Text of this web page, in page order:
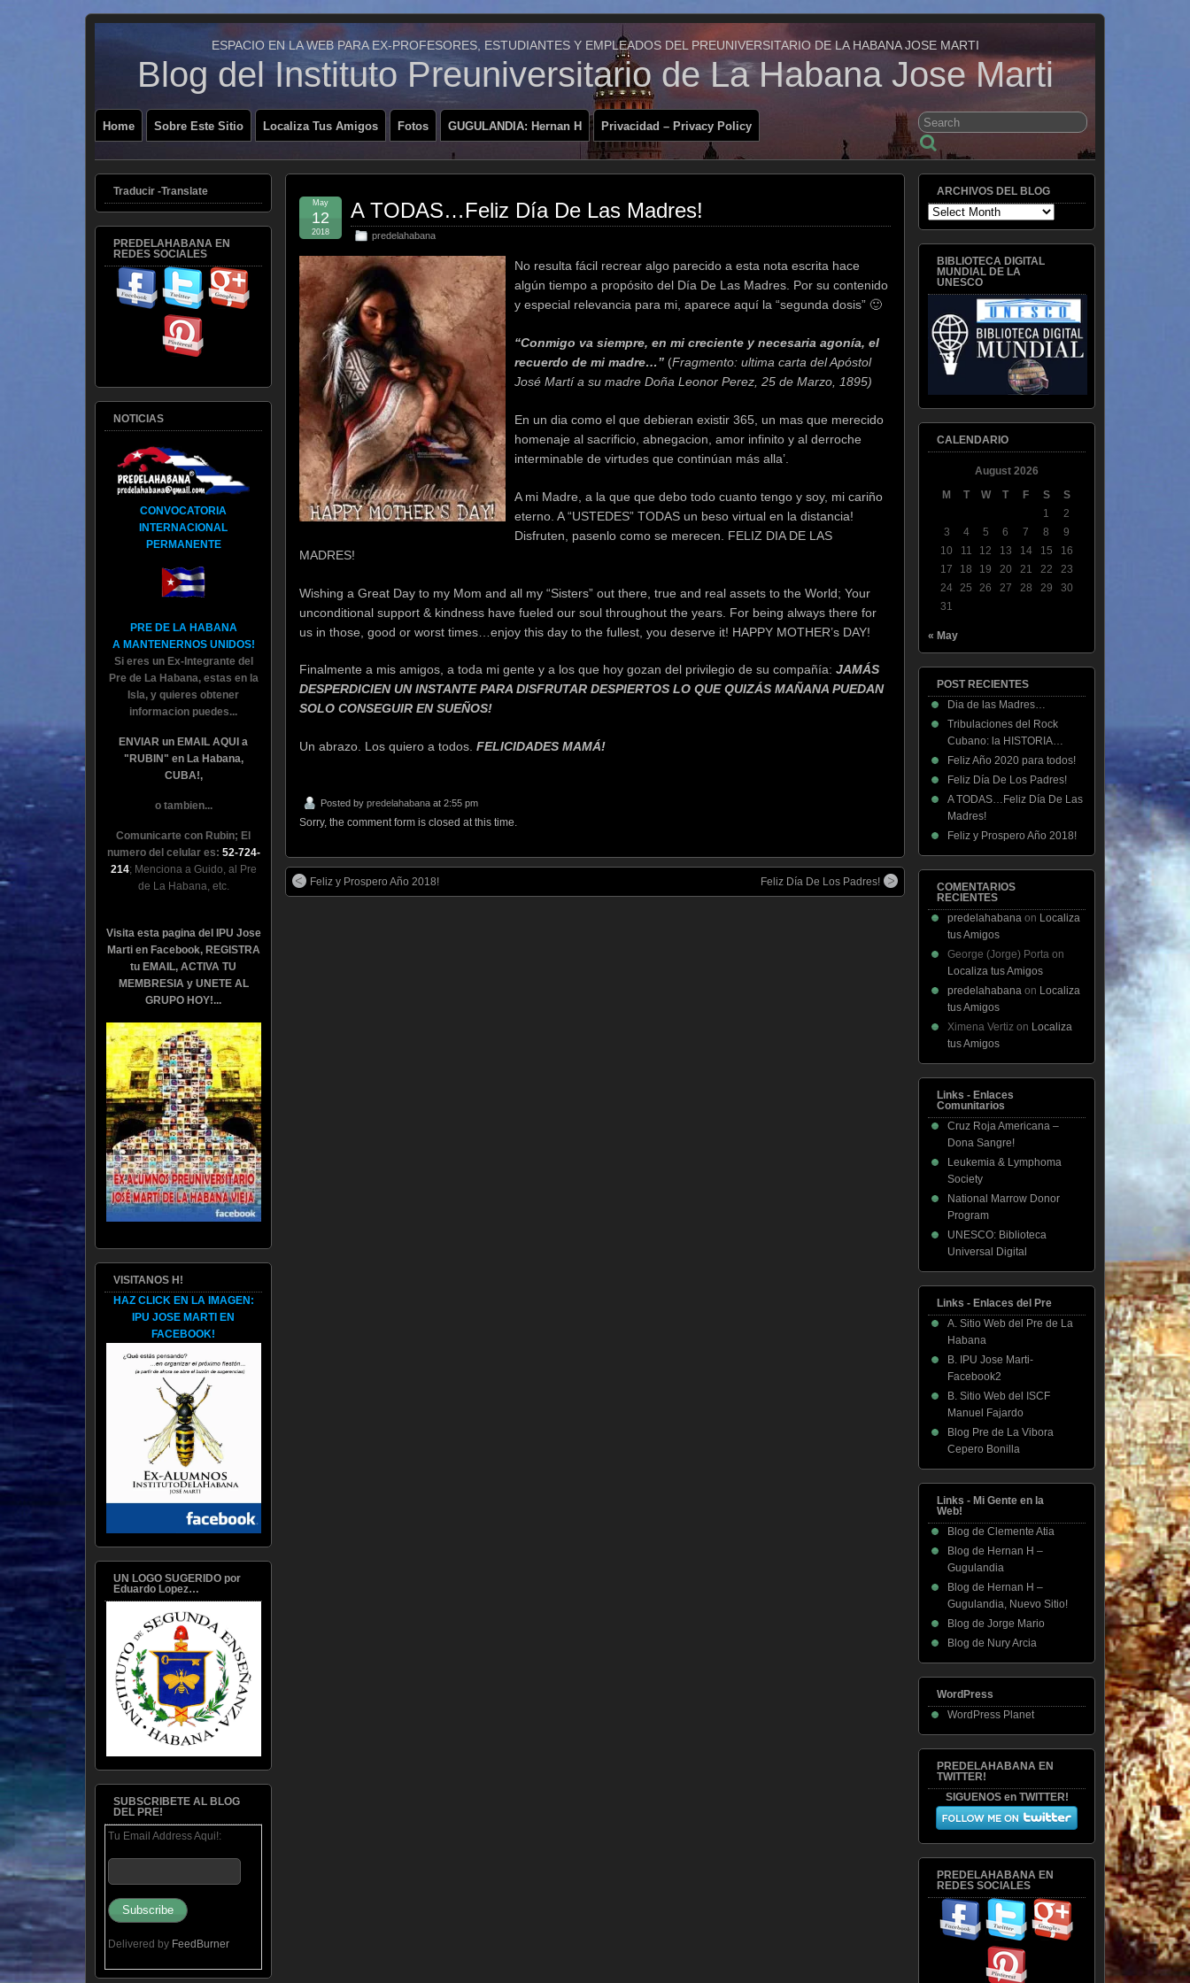
ESPACIO EN LA WEB PARA EX-PROFESORES, ESTUDIANTES Y EMPLEADOS DEL PREUNIVERSITARIO DE LA HABANA JOSE MARTI
Blog del Instituto Preuniversitario de La Habana Jose Marti
Home Sobre Este Sitio Localiza Tus Amigos Fotos GUGULANDIA: Hernan H Privacidad – Privacy Policy
A TODAS…Feliz Día De Las Madres!
predelahabana
May
12
2018
No resulta fácil recrear algo parecido a esta nota escrita hace
algún tiempo a propósito del Día De Las Madres. Por su contenido
y especial relevancia para mi, aparece aquí la “segunda dosis” 🙂
“Conmigo va siempre, en mi creciente y necesaria agonía, el
recuerdo de mi madre…” (Fragmento: ultima carta del Apóstol
José Martí a su madre Doña Leonor Perez, 25 de Marzo, 1895)
En un dia como el que debieran existir 365, un mas que merecido
homenaje al sacrificio, abnegacion, amor infinito y al derroche
interminable de virtudes que continúan más alla’.
A mi Madre, a la que que debo todo cuanto tengo y soy, mi cariño
eterno. A “USTEDES” TODAS un beso virtual en la distancia!
Disfruten, pasenlo como se merecen. FELIZ DIA DE LAS
MADRES!
Wishing a Great Day to my Mom and all my “Sisters” out there, true and real assets to the World; Your
unconditional support & kindness have fueled our soul throughout the years. For being always there for
us in those, good or worst times…enjoy this day to the fullest, you deserve it! HAPPY MOTHER’s DAY!
Finalmente a mis amigos, a toda mi gente y a los que hoy gozan del privilegio de su compañía: JAMÁS
DESPERDICIEN UN INSTANTE PARA DISFRUTAR DESPIERTOS LO QUE QUIZÁS MAÑANA PUEDAN
SOLO CONSEGUIR EN SUEÑOS!
Un abrazo. Los quiero a todos. FELICIDADES MAMÁ!
Posted by predelahabana at 2:55 pm
Sorry, the comment form is closed at this time.
Feliz y Prospero Año 2018! Feliz Día De Los Padres!
Traducir -Translate
PREDELAHABANA EN
REDES SOCIALES
NOTICIAS
CONVOCATORIA
INTERNACIONAL
PERMANENTE
PRE DE LA HABANA
A MANTENERNOS UNIDOS!
Si eres un Ex-Integrante del
Pre de La Habana, estas en la
Isla, y quieres obtener
informacion puedes...
ENVIAR un EMAIL AQUI a
"RUBIN" en La Habana,
CUBA!,
o tambien...
Comunicarte con Rubin; El
numero del celular es: 52-724-
214; Menciona a Guido, al Pre
de La Habana, etc.
Visita esta pagina del IPU Jose
Marti en Facebook, REGISTRA
tu EMAIL, ACTIVA TU
MEMBRESIA y UNETE AL
GRUPO HOY!...
VISITANOS H!
HAZ CLICK EN LA IMAGEN:
IPU JOSE MARTI EN
FACEBOOK!
UN LOGO SUGERIDO por
Eduardo Lopez…
SUBSCRIBETE AL BLOG
DEL PRE!
Tu Email Address Aqui!:
Delivered by FeedBurner
ARCHIVOS DEL BLOG
ARCHIVOS
DEL
BLOG
BIBLIOTECA DIGITAL
MUNDIAL DE LA
UNESCO
CALENDARIO
August 2026
M
T W T F S
S
1
2
3
4 5 6 7 8
9
10
11 12 13 14 15
16
17
18 19 20 21 22
23
24 25 26 27 28 29
30
31
« May
POST RECIENTES
Dia de las Madres…
Tribulaciones del Rock
Cubano: la HISTORIA…
Feliz Año 2020 para todos!
Feliz Día De Los Padres!
A TODAS…Feliz Día De Las
Madres!
Feliz y Prospero Año 2018!
COMENTARIOS
RECIENTES
predelahabana on Localiza
tus Amigos
George (Jorge) Porta on
Localiza tus Amigos
predelahabana on Localiza
tus Amigos
Ximena Vertiz on Localiza
tus Amigos
Links - Enlaces
Comunitarios
Cruz Roja Americana –
Dona Sangre!
Leukemia & Lymphoma
Society
National Marrow Donor
Program
UNESCO: Biblioteca
Universal Digital
Links - Enlaces del Pre
A. Sitio Web del Pre de La
Habana
B. IPU Jose Marti-
Facebook2
B. Sitio Web del ISCF
Manuel Fajardo
Blog Pre de La Vibora
Cepero Bonilla
Links - Mi Gente en la
Web!
Blog de Clemente Atia
Blog de Hernan H –
Gugulandia
Blog de Hernan H –
Gugulandia, Nuevo Sitio!
Blog de Jorge Mario
Blog de Nury Arcia
WordPress
WordPress Planet
PREDELAHABANA EN
TWITTER!
SIGUENOS en TWITTER!
PREDELAHABANA EN
REDES SOCIALES